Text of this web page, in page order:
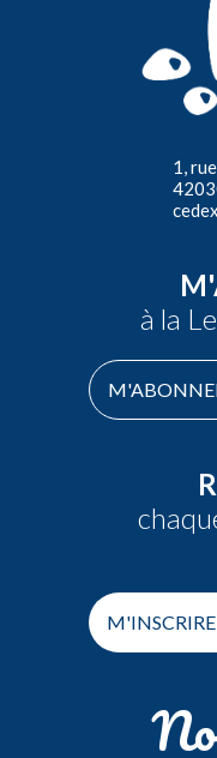
1,
à la
M'INSCRIRE